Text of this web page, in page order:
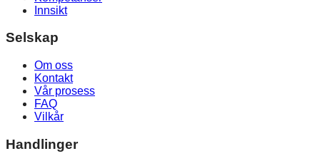
Innsikt
Selskap
Om oss
Kontakt
Vår prosess
FAQ
Vilkår
Handlinger